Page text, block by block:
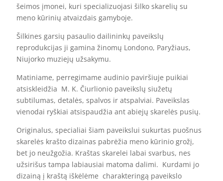
šeimos įmonei, kuri specializuojasi šilko skarelių su
meno kūrinių atvaizdais gamyboje.
Šilkines garsių pasaulio dailininkų paveikslų
reprodukcijas ji gamina žinomų Londono, Paryžiaus,
Niujorko muziejų užsakymu.
Matiniame, perregimame audinio paviršiuje puikiai
atsiskleidžia M. K. Čiurlionio paveikslų siužetų
subtilumas, detalės, spalvos ir atspalviai. Paveikslas
vienodai ryškiai atsispaudžia ant abiejų skarelės pusių.
Originalus, specialiai šiam paveikslui sukurtas puošnus
skarelės krašto dizainas pabrėžia meno kūrinio grožį,
bet jo neužgožia. Kraštas skarelei labai svarbus, nes
užsirišus tampa labiausiai matoma dalimi. Kurdami jo
dizainą į kraštą iškėlėme charakteringą paveikslo